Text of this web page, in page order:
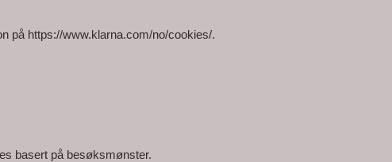
på https://www.klarna.com/no/cookies/.
basert på besøksmønster.